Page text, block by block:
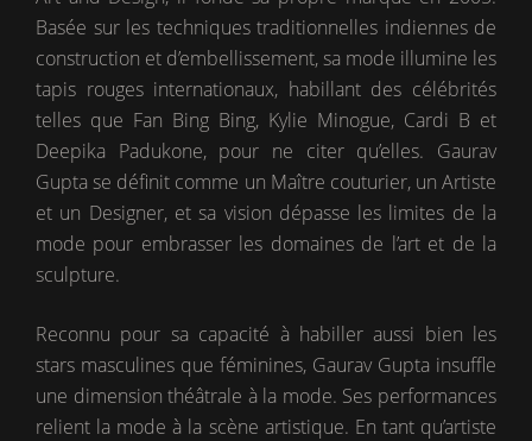
Basée sur les techniques traditionnelles indiennes de
construction et d’embellissement, sa mode illumine les
tapis rouges internationaux, habillant des célébrités
telles que Fan Bing Bing, Kylie Minogue, Cardi B et
Deepika Padukone, pour ne citer qu’elles. Gaurav
Gupta se définit comme un Maître couturier, un Artiste
et un Designer, et sa vision dépasse les limites de la
mode pour embrasser les domaines de l’art et de la
sculpture.
Reconnu pour sa capacité à habiller aussi bien les
stars masculines que féminines, Gaurav Gupta insuffle
une dimension théâtrale à la mode. Ses performances
relient la mode à la scène artistique. En tant qu’artiste